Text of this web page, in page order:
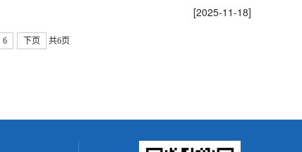
[2025-11-18]
6 下页 共6页